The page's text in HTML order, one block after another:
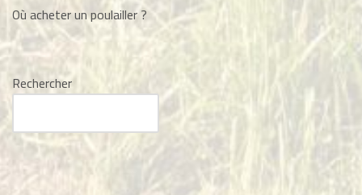
Où acheter un poulailler ?
Rechercher